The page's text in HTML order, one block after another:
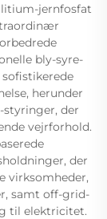
jernfosfat
bly-syre-
herunder
der
vejrforhold.
der
virksomheder,
samt off-grid-
til elektricitet.